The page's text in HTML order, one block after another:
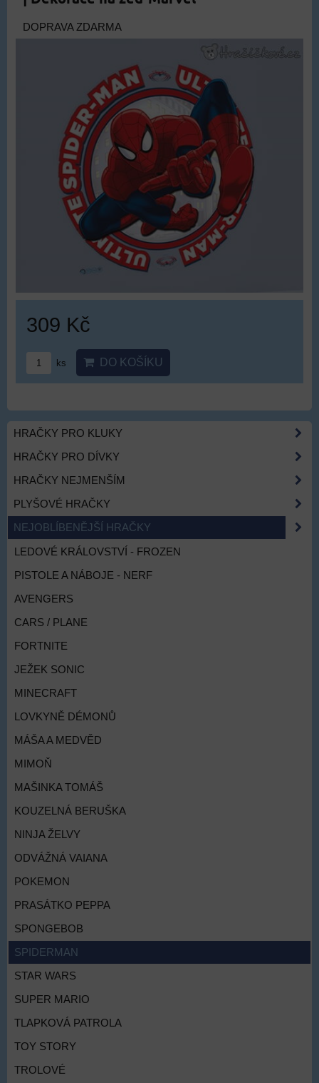
DOPRAVA ZDARMA
309 Kč
ks DO KOŠÍKU
HRAČKY PRO KLUKY
HRAČKY PRO DÍVKY
HRAČKY NEJMENŠÍM
PLYŠOVÉ HRAČKY
NEJOBLÍBENĚJŠÍ HRAČKY
LEDOVÉ KRÁLOVSTVÍ - FROZEN
PISTOLE A NÁBOJE - NERF
AVENGERS
CARS / PLANE
FORTNITE
JEŽEK SONIC
MINECRAFT
LOVKYNĚ DÉMONŮ
MÁŠA A MEDVĚD
MIMOŇ
MAŠINKA TOMÁŠ
KOUZELNÁ BERUŠKA
NINJA ŽELVY
ODVÁŽNÁ VAIANA
POKEMON
PRASÁTKO PEPPA
SPONGEBOB
SPIDERMAN
STAR WARS
SUPER MARIO
TLAPKOVÁ PATROLA
TOY STORY
TROLOVÉ